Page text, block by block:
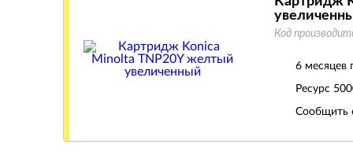
Код
6 месяцев
Ресурс
Сообщить